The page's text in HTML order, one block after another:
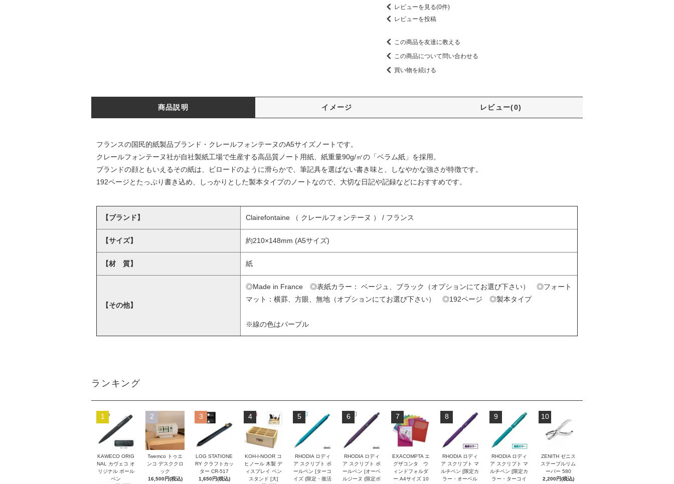
レビューを見る(0件)
レビューを投稿
この商品を友達に教える
この商品について問い合わせる
買い物を続ける
商品説明 イメージ レビュー(0)
フランスの国民的紙製品ブランド・クレールフォンテーヌのA5サイズノートです。
クレールフォンテーヌ社が自社製紙工場で生産する高品質ノート用紙、紙重量90g/㎡の「ベラム紙」を採用。
ブランドの顔ともいえるその紙は、ビロードのように滑らかで、筆記具を選ばない書き味と、しなやかな強さが特徴です。
192ページとたっぷり書き込め、しっかりとした製本タイプのノートなので、大切な日記や記録などにおすすめです。
【ブランド】 Clairefontaine （ クレールフォンテーヌ ） / フランス
【サイズ】 約210×148mm (A5サイズ)
【材 質】 紙
【その他】
◎Made in France ◎表紙カラー： ベージュ、ブラック（オプションにてお選び下さい） ◎フォート
マット：横罫、方眼、無地（オプションにてお選び下さい） ◎192ページ ◎製本タイプ
※線の色はパープル
ランキング
1
KAWECO ORIG
NAL カヴェコ オ
リジナル ボール
ペン
2
Twemco トゥエ
ンコ デスククロ
ック
16,500円(税込)
3
LOG STATIONE
RY クラフトカッ
ター CR-517
1,650円(税込)
4
KOH-I-NOOR コ
ヒノール 木製 デ
ィスプレイ ペン
スタンド [大]
5
RHODIA ロディ
ア スクリプト ボ
ールペン [ターコ
イズ (限定・復活
6
RHODIA ロディ
ア スクリプト ボ
ールペン [オーベ
ルジーヌ (限定ボ
7
EXACOMPTA エ
グザコンタ ウ
ィンドフォルダ
ー A4サイズ 10
8
RHODIA ロディ
ア スクリプト マ
ルチペン [限定カ
ラー・オーベル
9
RHODIA ロディ
ア スクリプト マ
ルチペン [限定カ
ラー・ターコイ
10
ZENITH ゼニス
ステープルリム
ーバー 580
2,200円(税込)